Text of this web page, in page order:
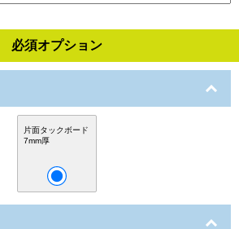
必須オプション
片面タックボード
7mm厚